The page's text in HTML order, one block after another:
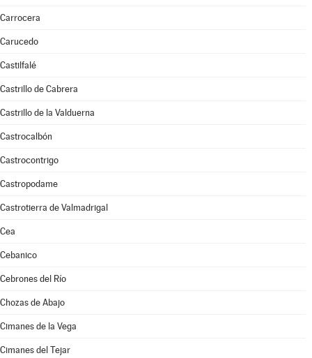
Carrocera
Carucedo
Castilfalé
Castrillo de Cabrera
Castrillo de la Valduerna
Castrocalbón
Castrocontrigo
Castropodame
Castrotierra de Valmadrigal
Cea
Cebanico
Cebrones del Río
Chozas de Abajo
Cimanes de la Vega
Cimanes del Tejar